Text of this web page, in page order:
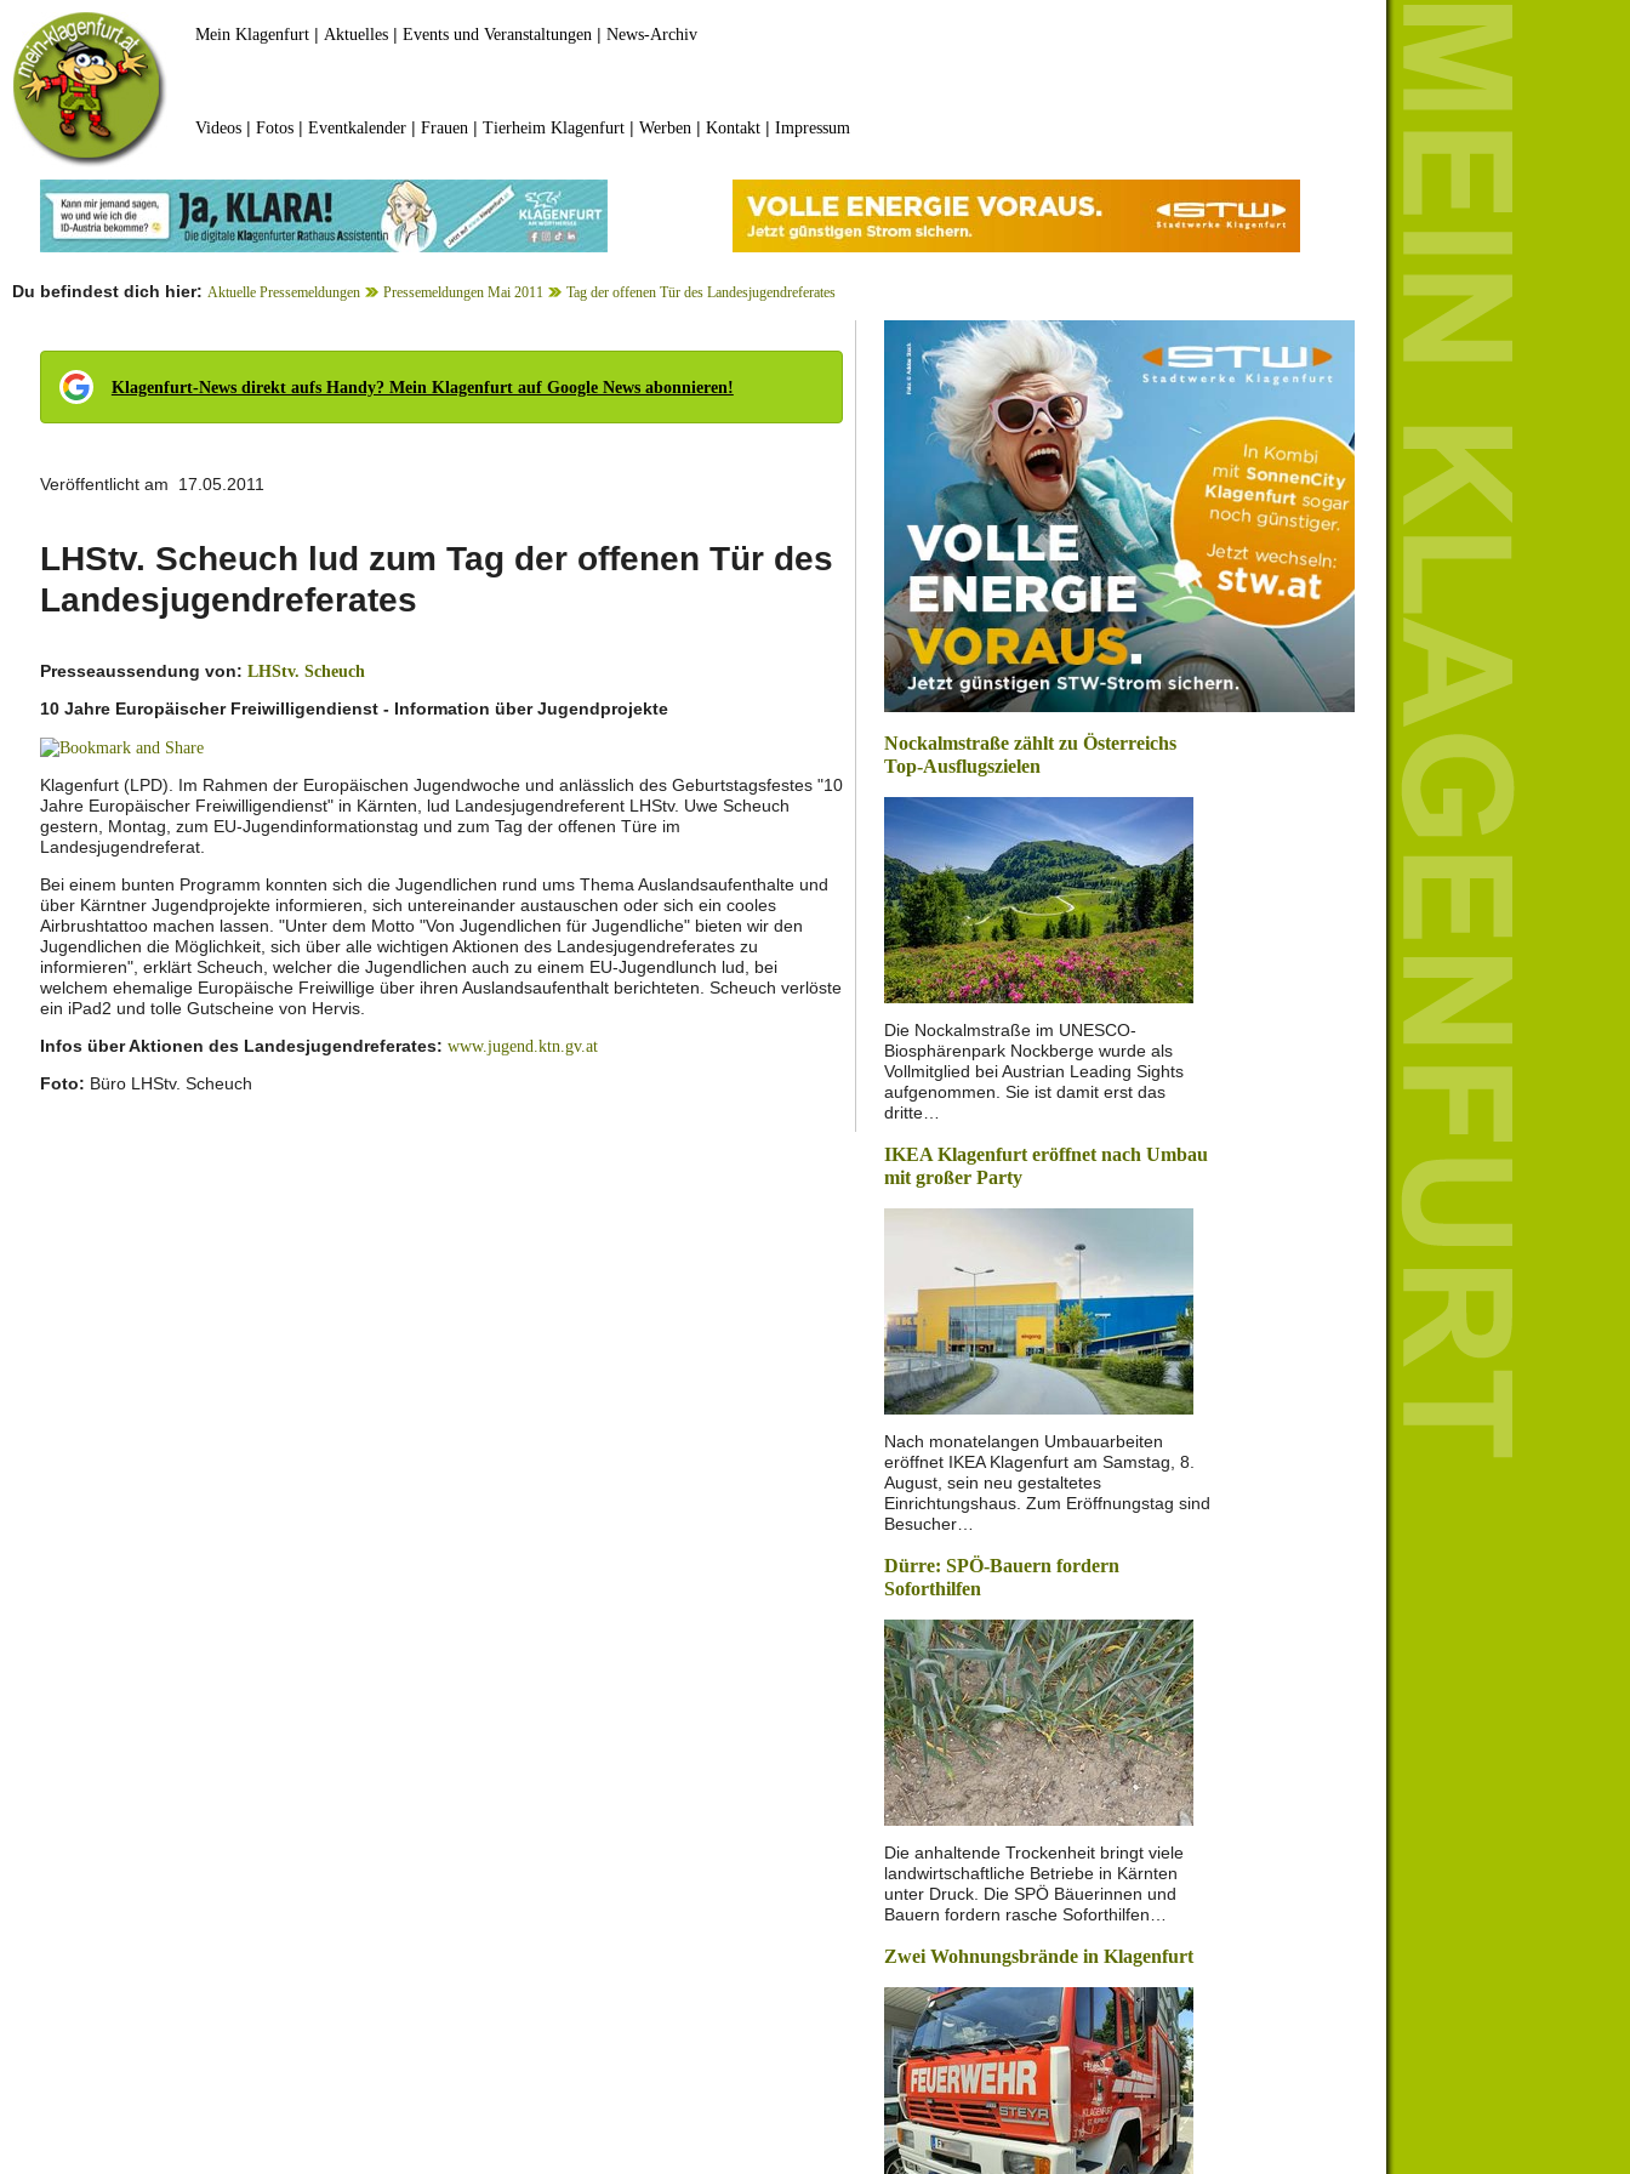
Mein Klagenfurt| Aktuelles| Events und Veranstaltungen | News-Archiv
Videos| Fotos| Eventkalender| Frauen | Tierheim Klagenfurt| Werben | Kontakt| Impressum
Du befindest dich hier: Aktuelle Pressemeldungen Pressemeldungen Mai 2011 Tag der offenen Tür des Landesjugendreferates
Klagenfurt-News direkt aufs Handy? Mein Klagenfurt auf Google News abonnieren!
Veröffentlicht am 17.05.2011
LHStv. Scheuch lud zum Tag der offenen Tür des
Landesjugendreferates
Presseaussendung von: LHStv. Scheuch
10 Jahre Europäischer Freiwilligendienst - Information über Jugendprojekte
Klagenfurt (LPD). Im Rahmen der Europäischen Jugendwoche und anlässlich des Geburtstagsfestes "10
Jahre Europäischer Freiwilligendienst" in Kärnten, lud Landesjugendreferent LHStv. Uwe Scheuch
gestern, Montag, zum EU-Jugendinformationstag und zum Tag der offenen Türe im
Landesjugendreferat.
Bei einem bunten Programm konnten sich die Jugendlichen rund ums Thema Auslandsaufenthalte und
über Kärntner Jugendprojekte informieren, sich untereinander austauschen oder sich ein cooles
Airbrushtattoo machen lassen. "Unter dem Motto "Von Jugendlichen für Jugendliche" bieten wir den
Jugendlichen die Möglichkeit, sich über alle wichtigen Aktionen des Landesjugendreferates zu
informieren", erklärt Scheuch, welcher die Jugendlichen auch zu einem EU-Jugendlunch lud, bei
welchem ehemalige Europäische Freiwillige über ihren Auslandsaufenthalt berichteten. Scheuch verlöste
ein iPad2 und tolle Gutscheine von Hervis.
Infos über Aktionen des Landesjugendreferates: www.jugend.ktn.gv.at
Foto: Büro LHStv. Scheuch
Nockalmstraße zählt zu Österreichs
Top-Ausflugszielen
Die Nockalmstraße im UNESCO-
Biosphärenpark Nockberge wurde als
Vollmitglied bei Austrian Leading Sights
aufgenommen. Sie ist damit erst das
dritte…
IKEA Klagenfurt eröffnet nach Umbau
mit großer Party
Nach monatelangen Umbauarbeiten
eröffnet IKEA Klagenfurt am Samstag, 8.
August, sein neu gestaltetes
Einrichtungshaus. Zum Eröffnungstag sind
Besucher…
Dürre: SPÖ-Bauern fordern
Soforthilfen
Die anhaltende Trockenheit bringt viele
landwirtschaftliche Betriebe in Kärnten
unter Druck. Die SPÖ Bäuerinnen und
Bauern fordern rasche Soforthilfen…
Zwei Wohnungsbrände in Klagenfurt